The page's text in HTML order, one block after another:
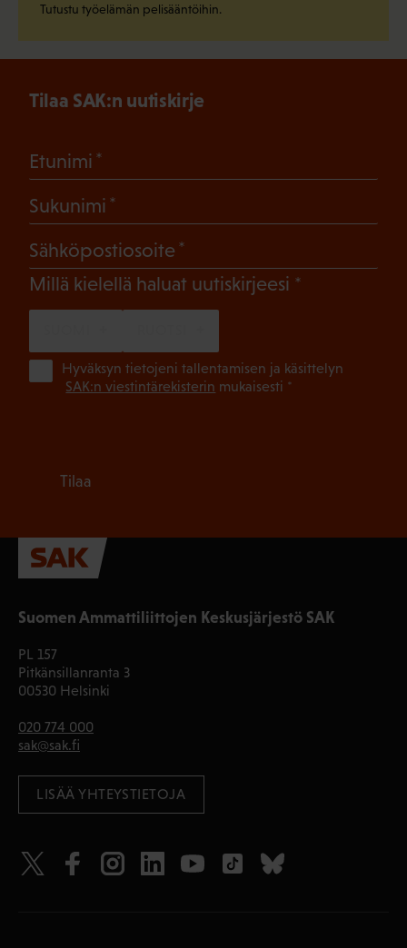
Tutustu työelämän pelisääntöihin.
Suomen Ammattiliittojen Keskusjärjestö SAK
PL 157
Pitkänsillanranta 3
00530 Helsinki
020 774 000
sak@sak.fi
LISÄÄ YHTEYSTIETOJA
Tilaa SAK:n uutiskirje
Etunimi
Sukunimi
Sähköpostiosoite
Millä kielellä haluat uutiskirjeesi (Pakollinen)
Hyväksyn tietojeni tallentamisen ja käsittelyn
SAK:n viestintärekisterin mukaisesti *
Tilaa